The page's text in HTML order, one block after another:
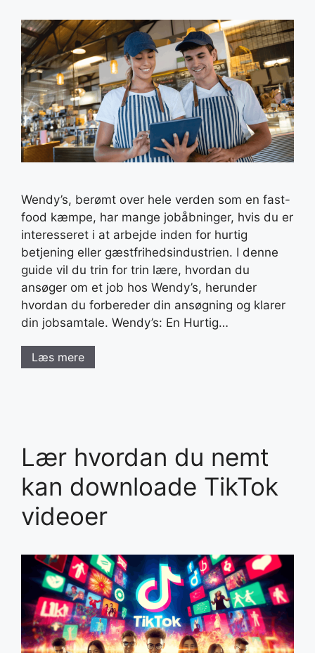
Wendy’s, berømt over hele verden som en fast-
food kæmpe, har mange jobåbninger, hvis du er
interesseret i at arbejde inden for hurtig
betjening eller gæstfrihedsindustrien. I denne
guide vil du trin for trin lære, hvordan du
ansøger om et job hos Wendy’s, herunder
hvordan du forbereder din ansøgning og klarer
din jobsamtale. Wendy’s: En Hurtig…
Læs mere
Lær hvordan du nemt
kan downloade TikTok
videoer